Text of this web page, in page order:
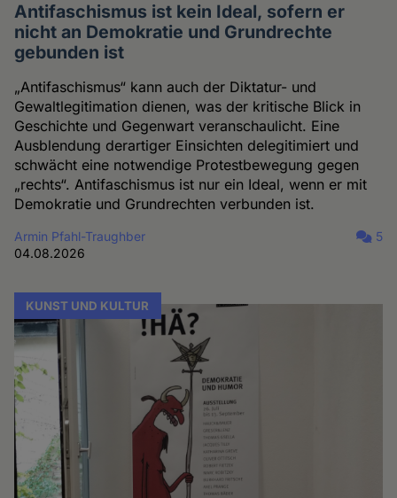
Antifaschismus ist kein Ideal, sofern er
nicht an Demokratie und Grundrechte
gebunden ist
„Antifaschismus“ kann auch der Diktatur- und
Gewaltlegitimation dienen, was der kritische Blick in
Geschichte und Gegenwart veranschaulicht. Eine
Ausblendung derartiger Einsichten delegitimiert und
schwächt eine notwendige Protestbewegung gegen
„rechts“. Antifaschismus ist nur ein Ideal, wenn er mit
Demokratie und Grundrechten verbunden ist.
Armin Pfahl-Traughber
04.08.2026
5
KUNST UND KULTUR